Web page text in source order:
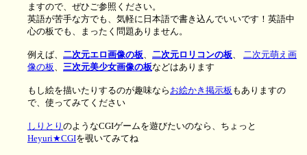
ますので、ぜひご参照ください。
英語が苦手な方でも、気軽に日本語で書き込んでいいです！英語中
心の板でも、まったく問題ありません。
例えば、 二次元エロ画像の板 二次元ロリコンの板
二次元萌え画
像の板
三次元美少女画像の板などはあります
もし絵を描いたりするのが趣味なら お絵かき掲示板 もありますの
で、使ってみてください
しりとり のようなCGIゲームを遊びたいのなら、ちょっと
Heyuri★CGIを覗いてみてね